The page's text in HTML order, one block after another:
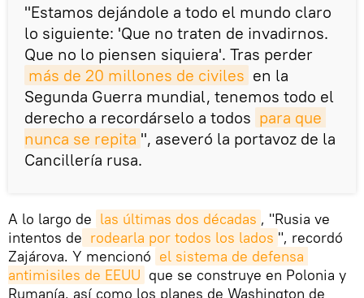
"Estamos dejándole a todo el mundo claro
lo siguiente: 'Que no traten de invadirnos.
Que no lo piensen siquiera'. Tras perder
más de 20 millones de civiles en la
Segunda Guerra mundial, tenemos todo el
derecho a recordárselo a todos para que
nunca se repita ", aseveró la portavoz de la
Cancillería rusa.
A lo largo de las últimas dos décadas , "Rusia ve
intentos de rodearla por todos los lados ", recordó
Zajárova. Y mencionó el sistema de defensa
antimisiles de EEUU que se construye en Polonia y
Rumanía, así como los planes de Washington de